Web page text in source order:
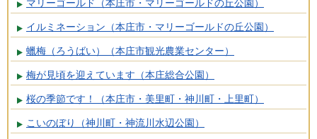
マリーゴールド（本庄市・マリーゴールドの丘公園）
イルミネーション（本庄市・マリーゴールドの丘公園）
蠟梅（ろうばい）（本庄市観光農業センター）
梅が見頃を迎えています（本庄総合公園）
桜の季節です！（本庄市・美里町・神川町・上里町）
こいのぼり（神川町・神流川水辺公園）